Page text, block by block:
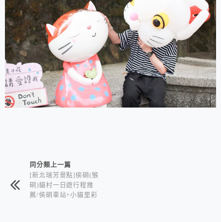
相連文章同分類上一篇
[新北瑞芳景點]侯硐(猴
硐)貓村一日遊行程推
薦/侯硐車站+小貓里彩